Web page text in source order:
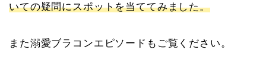
いての疑問にスポットを当ててみました。
また溺愛ブラコンエピソードもご覧ください。